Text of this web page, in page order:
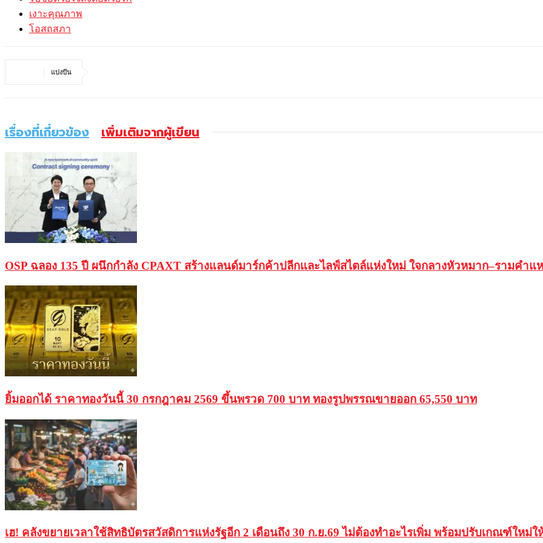
เงาะคุณภาพ
โอสถสภา
แบ่งปัน
เรื่องที่เกี่ยวข้อง เพิ่มเติมจากผู้เขียน
OSP ฉลอง 135 ปี ผนึกกำลัง CPAXT สร้างแลนด์มาร์กค้าปลีกและไลฟ์สไตล์แห่งใหม่ ใจกลางหัวหมาก–รามคำแ
ยิ้มออกได้ ราคาทองวันนี้ 30 กรกฎาคม 2569 ขึ้นพรวด 700 บาท ทองรูปพรรณขายออก 65,550 บาท
เฮ! คลังขยายเวลาใช้สิทธิบัตรสวัสดิการแห่งรัฐอีก 2 เดือนถึง 30 ก.ย.69 ไม่ต้องทำอะไรเพิ่ม พร้อมปรับเกณฑ์ใหม่